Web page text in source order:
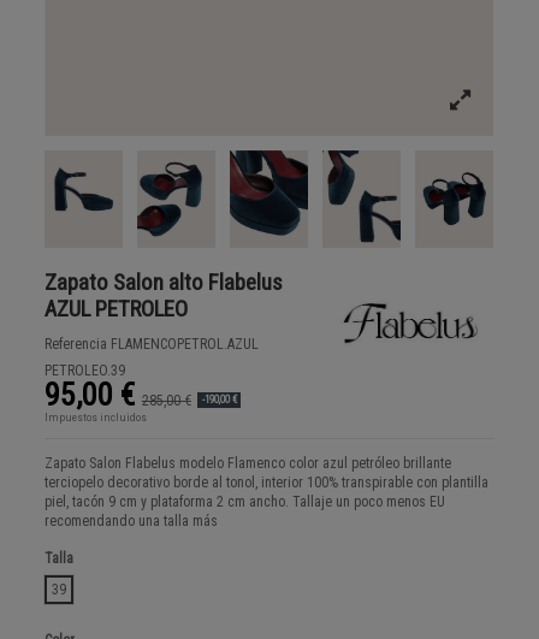
Zapato Salon alto Flabelus
AZUL PETROLEO
Referencia FLAMENCOPETROL.AZUL
PETROLEO.39
95,00 € 285,00 € -190,00 €
Impuestos incluidos
Zapato Salon Flabelus modelo Flamenco color azul petróleo brillante
terciopelo decorativo borde al tonol, interior 100% transpirable con plantilla
piel, tacón 9 cm y plataforma 2 cm ancho. Tallaje un poco menos EU
recomendando una talla más
Talla
39